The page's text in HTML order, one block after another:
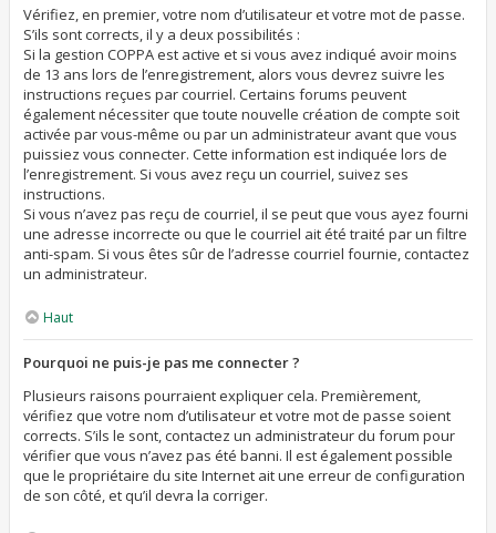
Vérifiez, en premier, votre nom d’utilisateur et votre mot de passe.
S’ils sont corrects, il y a deux possibilités :
Si la gestion COPPA est active et si vous avez indiqué avoir moins
de 13 ans lors de l’enregistrement, alors vous devrez suivre les
instructions reçues par courriel. Certains forums peuvent
également nécessiter que toute nouvelle création de compte soit
activée par vous-même ou par un administrateur avant que vous
puissiez vous connecter. Cette information est indiquée lors de
l’enregistrement. Si vous avez reçu un courriel, suivez ses
instructions.
Si vous n’avez pas reçu de courriel, il se peut que vous ayez fourni
une adresse incorrecte ou que le courriel ait été traité par un filtre
anti-spam. Si vous êtes sûr de l’adresse courriel fournie, contactez
un administrateur.
Haut
Pourquoi ne puis-je pas me connecter ?
Plusieurs raisons pourraient expliquer cela. Premièrement,
vérifiez que votre nom d’utilisateur et votre mot de passe soient
corrects. S’ils le sont, contactez un administrateur du forum pour
vérifier que vous n’avez pas été banni. Il est également possible
que le propriétaire du site Internet ait une erreur de configuration
de son côté, et qu’il devra la corriger.